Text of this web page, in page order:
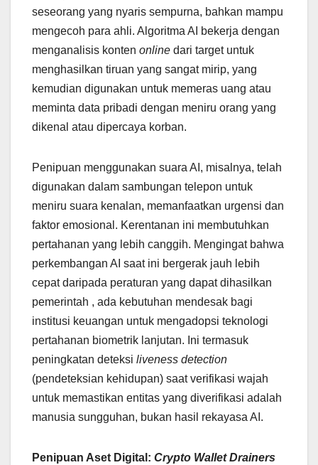
seseorang yang nyaris sempurna, bahkan mampu
mengecoh para ahli. Algoritma AI bekerja dengan
menganalisis konten online dari target untuk
menghasilkan tiruan yang sangat mirip, yang
kemudian digunakan untuk memeras uang atau
meminta data pribadi dengan meniru orang yang
dikenal atau dipercaya korban.
Penipuan menggunakan suara AI, misalnya, telah
digunakan dalam sambungan telepon untuk
meniru suara kenalan, memanfaatkan urgensi dan
faktor emosional. Kerentanan ini membutuhkan
pertahanan yang lebih canggih. Mengingat bahwa
perkembangan AI saat ini bergerak jauh lebih
cepat daripada peraturan yang dapat dihasilkan
pemerintah , ada kebutuhan mendesak bagi
institusi keuangan untuk mengadopsi teknologi
pertahanan biometrik lanjutan. Ini termasuk
peningkatan deteksi liveness detection
(pendeteksian kehidupan) saat verifikasi wajah
untuk memastikan entitas yang diverifikasi adalah
manusia sungguhan, bukan hasil rekayasa AI.
Penipuan Aset Digital: Crypto Wallet Drainers